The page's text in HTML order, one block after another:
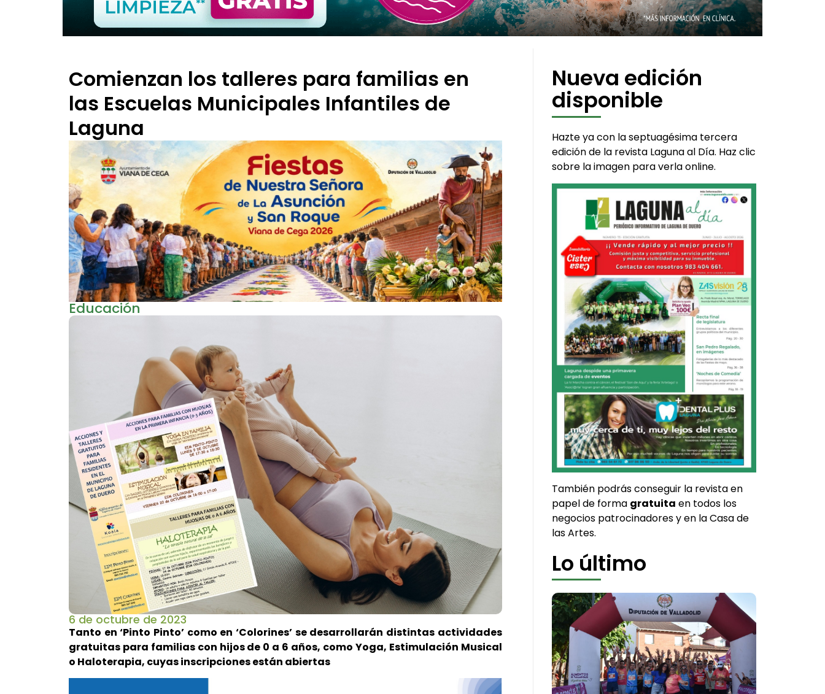
Comienzan los talleres para familias en
las Escuelas Municipales Infantiles de
Laguna
Educación
6 de octubre de 2023
Tanto en ‘Pinto Pinto’ como en ‘Colorines’ se desarrollarán distintas actividades
gratuitas para familias con hijos de 0 a 6 años, como Yoga, Estimulación Musical
o Haloterapia, cuyas inscripciones están abiertas
Nueva edición
disponible
Hazte ya con la septuagésima tercera
edición de la revista Laguna al Día. Haz clic
sobre la imagen para verla online.
También podrás conseguir la revista en
papel de forma gratuita en todos los
negocios patrocinadores y en la Casa de
las Artes.
Lo último